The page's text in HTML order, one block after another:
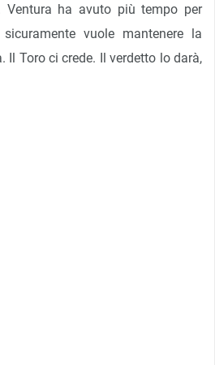
Ventura ha avuto più tempo per
vuole mantenere la
Il Toro ci crede. Il verdetto lo darà,